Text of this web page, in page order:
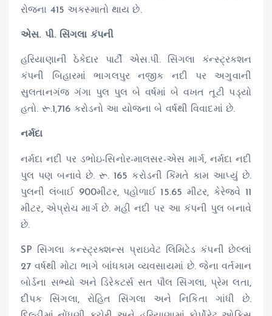
રોજના 415 અકસ્માતો થાય છે.
એસ. પી. સિંગલા કંપની
હરિયાણાની ઠેકેદાર પાર્ટી એસ.પી. સિંગલા કંન્સ્ટ્રક્શન
કંપની બિહારમાં ભાગલપુર નજીક નદી પર અગુવાની
સુલતાનગંજ ગંગા પુલ પુલ બે વર્ષમાં બે વખત તૂટી પડ્યો
હતો. રૂ.1,716 કરોડનો આ યોજના બે વર્ષથી વિવાદમાં છે.
નર્મદા
નર્મદા નદી પર ડભોઇ-સિનોર-માલસર-એસ માર્ગ, નર્મદા નદી
પુલ પણ બનાવે છે. રૂ. 165 કરોડની કિંમતે કામ આપ્યું છે.
પુલની લંબાઈ 900મીટર, પહોળાઈ 15.65 મીટર, કેરેજવે 11
મીટર, એપ્રોચ માર્ગ છે. મહી નદી પર આ કંપની પુલ બનાવે
છે.
SP સિંગલા કન્સ્ટ્રક્શન્સ પ્રાઇવેટ લિમિટેડ કંપની છેલ્લાં
27 વર્ષથી મોટા ભાગે બાંધકામ વ્યવસાયમાં છે. જેના વર્તમાન
બોર્ડના સભ્યો અને ડિરેક્ટર્સ સત પૌલ સિંગલા, પ્રેમ લતા,
દીપક સિંગલા, રોહિત સિંગલા અને નિકિતા ગાંધી છે.